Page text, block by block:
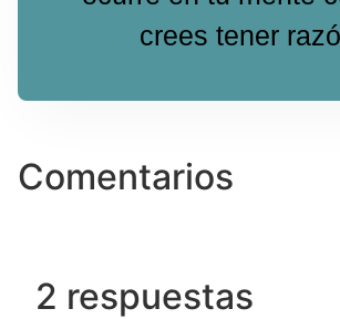
crees tener
Comentarios
2 respuestas